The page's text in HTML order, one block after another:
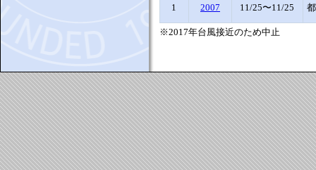
1 2007 11/25〜11/25
※2017年台風接近のため中止